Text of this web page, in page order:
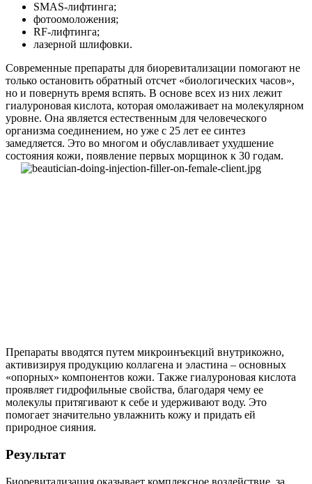
SMAS-лифтинга;
фотоомоложения;
RF-лифтинга;
лазерной шлифовки.
Современные препараты для биоревитализации помогают не
только остановить обратный отсчет «биологических часов»,
но и повернуть время вспять. В основе всех из них лежит
гиалуроновая кислота, которая омолаживает на молекулярном
уровне. Она является естественным для человеческого
организма соединением, но уже с 25 лет ее синтез
замедляется. Это во многом и обуславливает ухудшение
состояния кожи, появление первых морщинок к 30 годам.
Препараты вводятся путем микроинъекций внутрикожно,
активизируя продукцию коллагена и эластина – основных
«опорных» компонентов кожи. Также гиалуроновая кислота
проявляет гидрофильные свойства, благодаря чему ее
молекулы притягивают к себе и удерживают воду. Это
помогает значительно увлажнить кожу и придать ей
природное сияния.
Результат
Биоревитализация оказывает комплексное воздействие, за